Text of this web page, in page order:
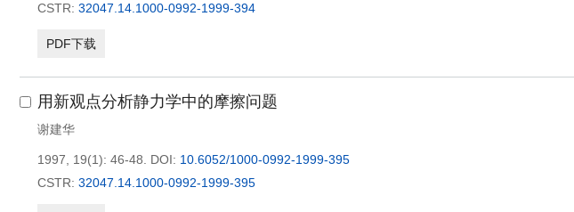
CSTR: 32047.14.1000-0992-1999-394
PDF下载
用新观点分析静力学中的摩擦问题
谢建华
1997, 19(1): 46-48. DOI: 10.6052/1000-0992-1999-395
CSTR: 32047.14.1000-0992-1999-395